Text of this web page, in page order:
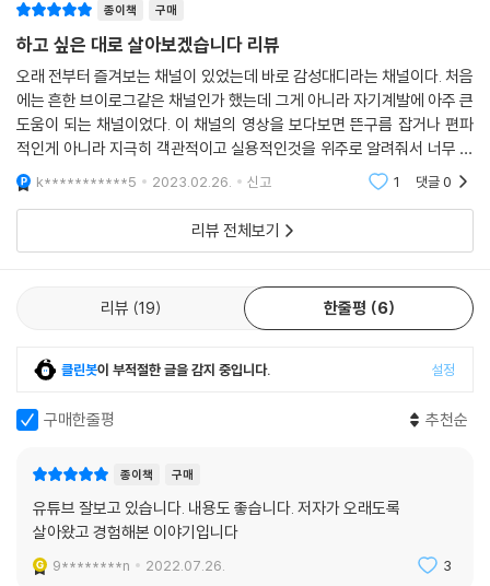
방법을 들려주었다. 완벽한 해결책은 아니었으나 그들은 “고맙다”고 해주
었다. 나아가 여러 곳에서 함께 일하자는 제안이 왔다. 이제는 그가 세상을
향해 “고맙습니다”라고 인사해야 할 차례이다.
현규는 42년을 살면서 특이한 세상살이를 했다. 예고를 졸업했고, 사진을
배우는 사람이 드문 시절에 대학에서 사진을 전공했으며, 미국에서 사진작
가로 활동했고, 다양한 아르바이트를 쉬지 않고 이어갔다. 미친 듯 음악을
했고, 작은 사업도 했으며, 목수일도 했다. 육아는 그의 주요 경력 중 하나
였다. 다양한 일을 했던 것만큼 그의 인생은 다채로웠다. 성공도 했지만 실
패도 많이 했다. 그 다채로움을 바탕으로 현규는 세상과 소통한다. 사람들
은 그에게 묻는다.
“어떻게 그렇게 다양한 일들을 할 수 있었나요?”
이 질문에는 이러한 뜻이 숨어 있다.
질문에 대한 그의 답은 간단하다.
냥 했습니다.”
엄청난 영향력을 발휘하는 ‘그냥 하기’의 힘!
《지금까지 잘해왔으니, 하고 싶은 대로 살아보겠습니다》는 여타 위로의
종이책 구매
하고 싶은 대로 살아보겠습니다 리뷰
오래 전부터 즐겨보는 채널이 있었는데 바로 감성대디라는 채널이다. 처음
에는 흔한 브이로그같은 채널인가 했는데 그게 아니라 자기계발에 아주 큰
도움이 되는 채널이었다. 이 채널의 영상을 보다보면 뜬구름 잡거나 편파
적인게 아니라 지극히 객관적이고 실용적인것을 위주로 알려줘서 너무 좋
았다. 그런데 이렇게 좋은 채널에서 책을 냈다고 하니 안 읽어볼수가 없었k***********5 2023.02.26. 신고 1 댓글0
리뷰 전체보기
리뷰 19 한줄평 6
클린봇이 부적절한 글을 감지 중입니다. 설정
구매한줄평 추천순
종이책 구매
유튜브 잘보고 있습니다. 내용도 좋습니다. 저자가 오래도록
살아왔고 경험해본 이야기입니다
9********n 2022.07.26. 3